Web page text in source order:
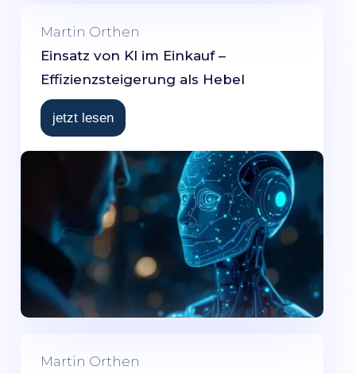
Martin Orthen
Einsatz von KI im Einkauf –
Effizienzsteigerung als Hebel
jetzt lesen
Martin Orthen